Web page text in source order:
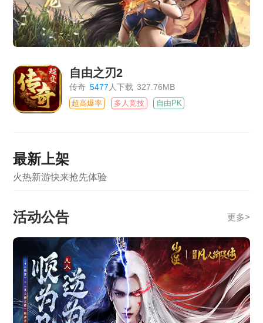
自由之刃2
传奇 5477人下载 327.76MB
超高爆率 多人竞技 自由PK
最新上架
火热新游快来抢先体验
活动公告 更多>